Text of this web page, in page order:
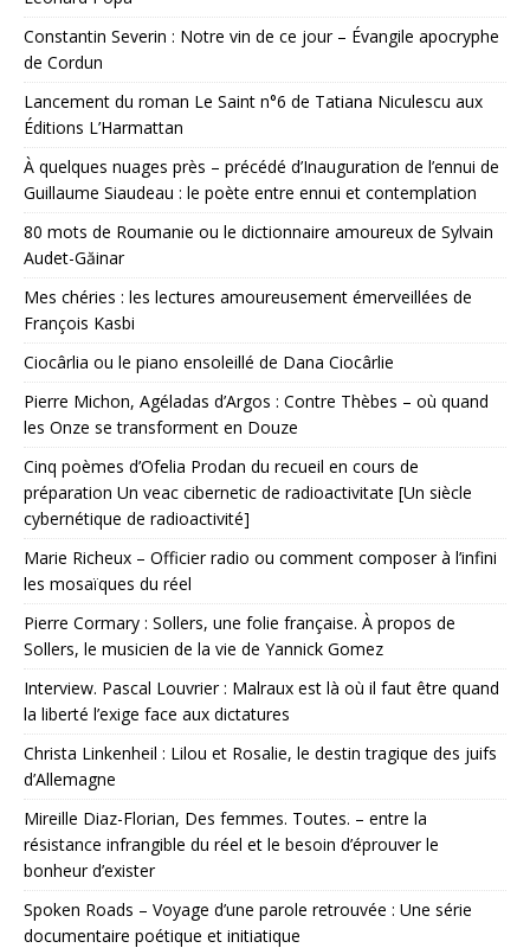
Constantin Severin : Notre vin de ce jour – Évangile apocryphe
de Cordun
Lancement du roman Le Saint n°6 de Tatiana Niculescu aux
Éditions L’Harmattan
À quelques nuages près – précédé d’Inauguration de l’ennui de
Guillaume Siaudeau : le poète entre ennui et contemplation
80 mots de Roumanie ou le dictionnaire amoureux de Sylvain
Audet-Găinar
Mes chéries : les lectures amoureusement émerveillées de
François Kasbi
Ciocârlia ou le piano ensoleillé de Dana Ciocârlie
Pierre Michon, Agéladas d’Argos : Contre Thèbes – où quand
les Onze se transforment en Douze
Cinq poèmes d’Ofelia Prodan du recueil en cours de
préparation Un veac cibernetic de radioactivitate [Un siècle
cybernétique de radioactivité]
Marie Richeux – Officier radio ou comment composer à l’infini
les mosaïques du réel
Pierre Cormary : Sollers, une folie française. À propos de
Sollers, le musicien de la vie de Yannick Gomez
Interview. Pascal Louvrier : Malraux est là où il faut être quand
la liberté l’exige face aux dictatures
Christa Linkenheil : Lilou et Rosalie, le destin tragique des juifs
d’Allemagne
Mireille Diaz-Florian, Des femmes. Toutes. – entre la
résistance infrangible du réel et le besoin d’éprouver le
bonheur d’exister
Spoken Roads – Voyage d’une parole retrouvée : Une série
documentaire poétique et initiatique